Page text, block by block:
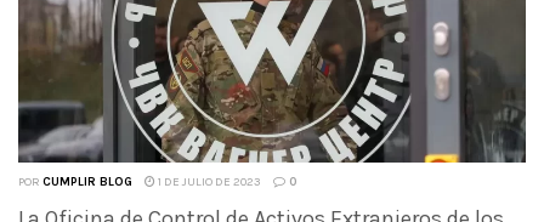
POR CUMPLIR BLOG 1 DE JULIO DE 2023 0